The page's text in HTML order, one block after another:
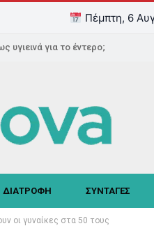
Πέμπτη, 6
υγιεινά για το έντερο;
ΔΙΑΤΡΟΦΗ ΣΥΝΤΑΓΕΣ
οι γυναίκες στα 50 τους